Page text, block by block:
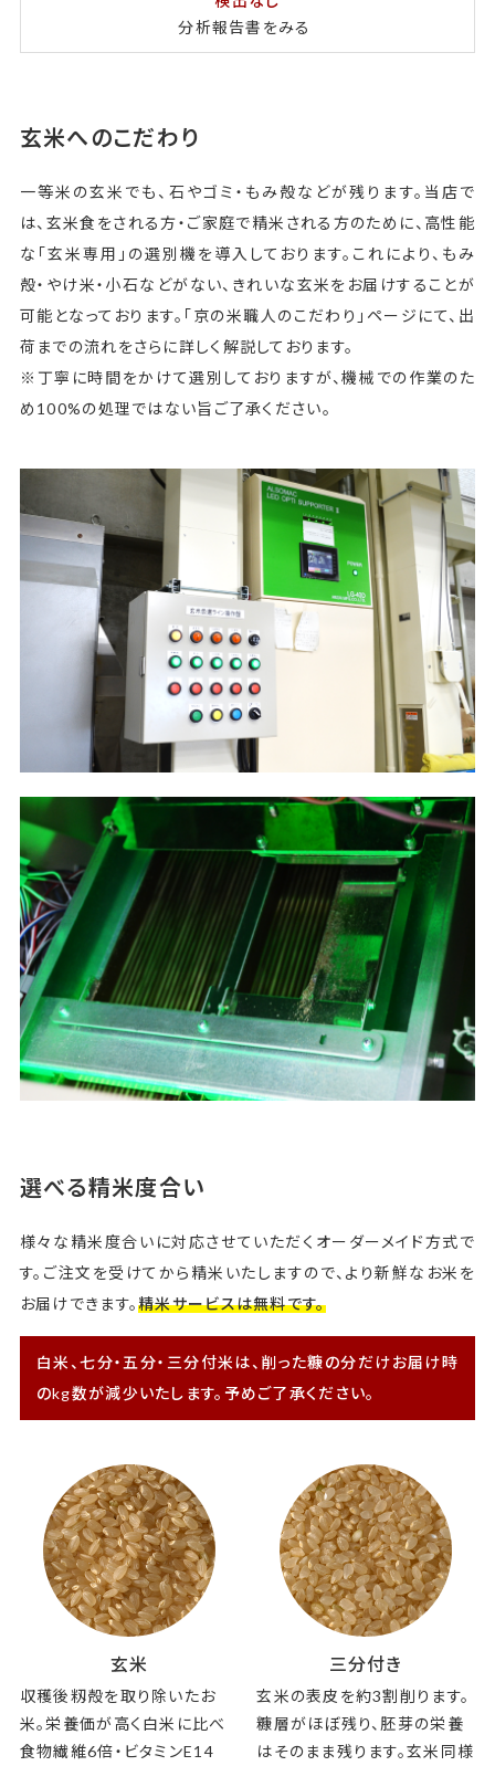
分析報告書をみる
玄米へのこだわり
一等米の玄米でも、石やゴミ・もみ殻などが残ります。当店で
は、玄米食をされる方・ご家庭で精米される方のために、高性能
な「玄米専用」の選別機を導入しております。これにより、もみ
殻・やけ米・小石などがない、きれいな玄米をお届けすることが
可能となっております。「京の米職人のこだわり」ページにて、出
荷までの流れをさらに詳しく解説しております。
※丁寧に時間をかけて選別しておりますが、機械での作業のた
め100%の処理ではない旨ご了承ください。
選べる精米度合い
様々な精米度合いに対応させていただくオーダーメイド方式で
す。ご注文を受けてから精米いたしますので、より新鮮なお米を
お届けできます。精米サービスは無料です。
白米、七分・五分・三分付米は、削った糠の分だけお届け時
のkg数が減少いたします。予めご了承ください。
玄米
収穫後籾殻を取り除いたお
米。栄養価が高く白米に比べ
食物繊維6倍・ビタミンE14
三分付き
玄米の表皮を約3割削ります。
糠層がほぼ残り、胚芽の栄養
はそのまま残ります。玄米同様